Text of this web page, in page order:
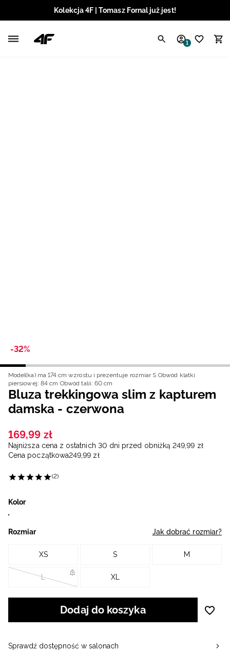
Kolekcja 4F | Tomasz Fornal już jest!
1
-32%
Model(ka) ma 174 cm wzrostu i prezentuje rozmiar S Obwód klatki
piersiowej: 84 cm Obwód talii: 60 cm
Bluza trekkingowa slim z kapturem
damska - czerwona
169,99 zł
Najniższa cena z ostatnich 30 dni przed obniżką 249,99 zł
Cena początkowa249,99 zł
(2)
Kolor
Rozmiar Jak dobrać rozmiar?
XS S M
L XL
Dodaj do koszyka
Sprawdź dostępność w salonach